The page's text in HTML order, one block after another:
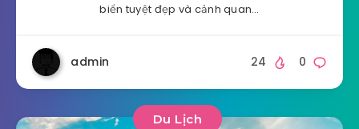
biển tuyệt đẹp và cảnh quan…
admin 0
24
Du Lịch